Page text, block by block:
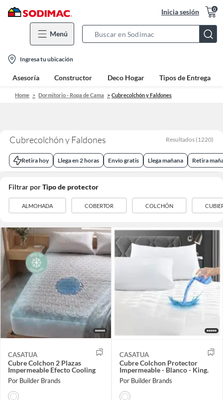
Inicia sesión 0
Menú
Bar
location-
icon
Ingresa tu ubicación
Asesoría Constructor Deco Hogar Tipos de Entrega
Home Dormitorio - Ropa de Cama Cubrecolchón y Faldones
Cubrecolchón y Faldones Resultados (1220)
Retira hoy Llega en 2 horas Envío gratis Llega mañana Retira
Filtrar porTipo de protector
ALMOHADA COBERTOR COLCHÓN
CASATUA
Cubre Colchon 2 Plazas
Impermeable Efecto Cooling
Por Builder Brands
CASATUA
Cubre Colchon Protector
Impermeable - Blanco - King.
Por Builder Brands